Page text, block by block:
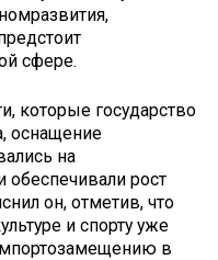
сфере.
которые государство
оснащение
на
обеспечивали рост
он, отметив, что
и спорту уже
в